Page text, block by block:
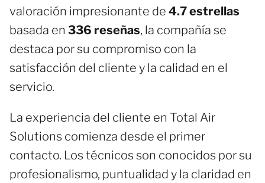
valoración impresionante de 4.7 estrellas
basada en 336 reseñas, la compañía se
destaca por su compromiso con la
satisfacción del cliente y la calidad en el
servicio.
La experiencia del cliente en Total Air
Solutions comienza desde el primer
contacto. Los técnicos son conocidos por su
profesionalismo, puntualidad y la claridad en